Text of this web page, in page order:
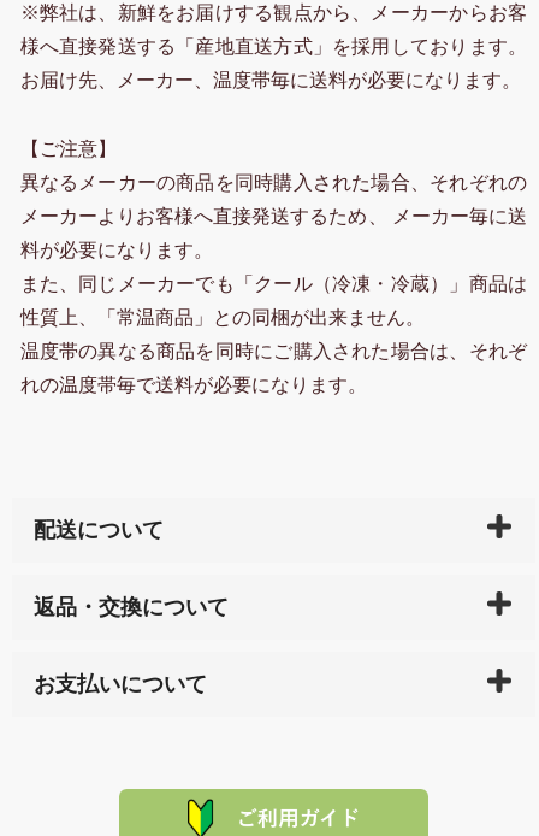
※弊社は、新鮮をお届けする観点から、メーカーからお客
様へ直接発送する「産地直送方式」を採用しております。
お届け先、メーカー、温度帯毎に送料が必要になります。
【ご注意】
異なるメーカーの商品を同時購入された場合、それぞれの
メーカーよりお客様へ直接発送するため、 メーカー毎に送
料が必要になります。
また、同じメーカーでも「クール（冷凍・冷蔵）」商品は
性質上、「常温商品」との同梱が出来ません。
温度帯の異なる商品を同時にご購入された場合は、それぞ
れの温度帯毎で送料が必要になります。
配送について
天ペイ」の方はご注文受付後）、 長崎県下全域に点在
サイト内で購入された商品の送料は、こちらの
全国送
れの生産メーカーからお客様の元へ直送いたしますの
返品・交換について
または配送途中の 事故などで不都合が生じている場合
品代金を返金いたします。）
その際は誠に申し訳ありませんが、当協会までご注文
お支払いについて
た場合、お客様からの ご入金を確認した後で、商品を